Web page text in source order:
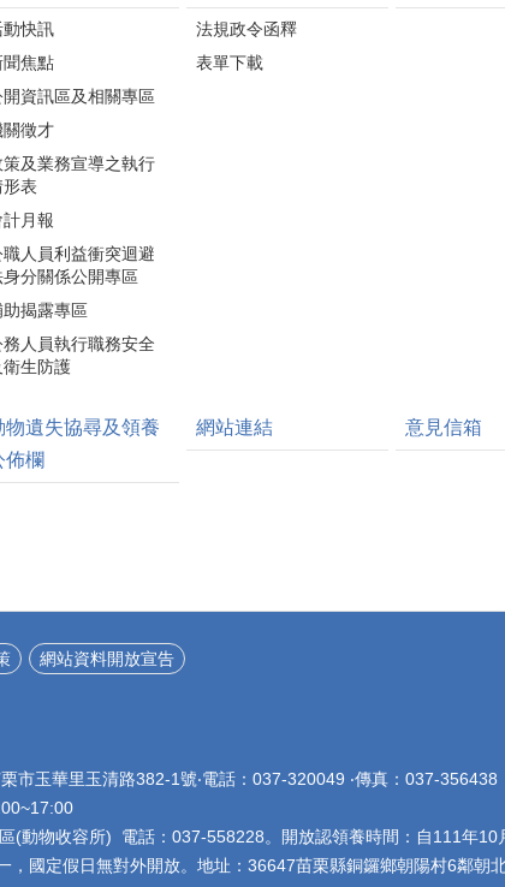
動快訊
聞焦點
開資訊區及相關專區
關徵才
策及業務宣導之執行
形表
計月報
職人員利益衝突迴避
身分關係公開專區
助揭露專區
務人員執行職務安全
衛生防護
法規政令函釋
表單下載
物遺失協尋及領養
佈欄
網站連結 意見信箱
網站資料開放宣告
市玉華里玉清路382-1號‧電話：037-320049 ‧傳真：037-
(動物收容所) 電話：037-558228。開放認領養時間：自111年
，國定假日無對外開放。地址：36647苗栗縣銅鑼鄉朝陽村6鄰朝